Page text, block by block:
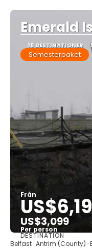
Emerald
18 DESTINATIONER
Semesterpaket
Från
US$3,099
Per person
DESTINATION
Belfast · Antrim (County) ·